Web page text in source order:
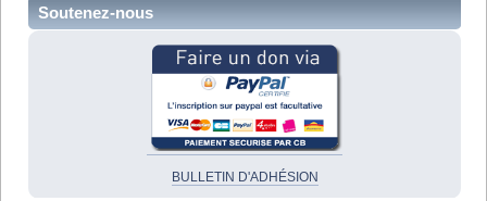
Soutenez-nous
BULLETIN D'ADHÉSION